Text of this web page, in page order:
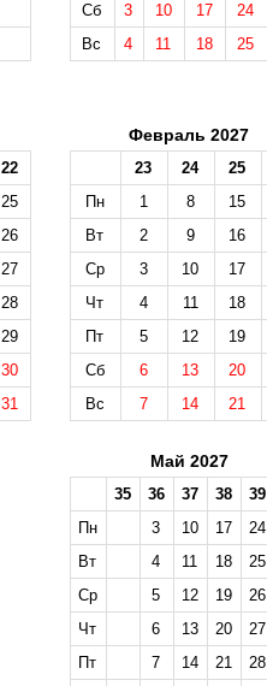
Сб
3 10 17
24
Вс
4 11 18 25
22
25
26
27
28
29
30
31
Февраль 2027
23 24
25
Пн
1 8
15
Вт
2 9
16
Ср
3 10
17
Чт
4 11
18
Пт
5 12
19
Сб
6 13
20
Вс
7 14 21
Май 2027
35 36 37 38
39
Пн
3 10 17
24
Вт
4 11 18
25
Ср
5 12 19
26
Чт
6 13 20
27
Пт
7 14 21
28